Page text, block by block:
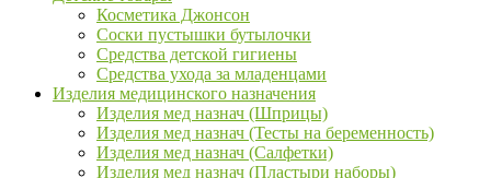
Косметика Джонсон
Соски пустышки бутылочки
Средства детской гигиены
Средства ухода за младенцами
Изделия медицинского назначения
Изделия мед назнач (Шприцы)
Изделия мед назнач (Тесты на беременность)
Изделия мед назнач (Салфетки)
Изделия мед назнач (Пластыри наборы)